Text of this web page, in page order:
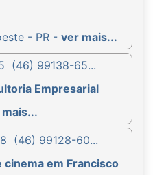
- PR - ver mais...
(46) 99138-65...
Empresarial
(46) 99128-60...
cinema em Francisco